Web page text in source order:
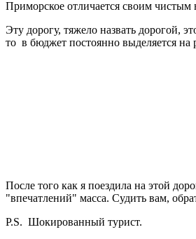
Приморское отличается своим
Эту дорогу, тяжело назвать дорогой,
то в бюджет постоянно выделяется на
После того как я поездила на этой
"впечатлений" масса. Судить вам,
P.S. Шокированный турист.